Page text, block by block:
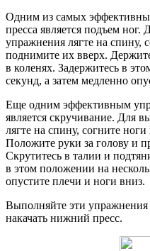
Одним из самых
пресса является подъем ног.
упражнения лягте на спину,
поднимите их вверх.
в коленях. Задержитесь в
секунд, а затем медленно
Еще одним эффективным
является скручивание. Для
лягте на спину, согните
Положите руки за голову и
Скрутитесь в талии и
в этом положении на
опустите плечи и ноги вниз.
Выполняйте эти
накачать нижний пресс.